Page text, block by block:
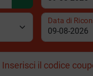
Data di
Inserisci il codice